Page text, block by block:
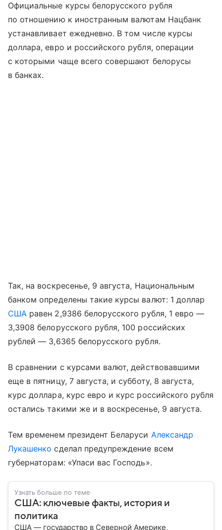
Официальные курсы белорусского рубля
по отношению к иностранным валютам Нацбанк
устанавливает ежедневно. В том числе курсы
доллара, евро и российского рубля, операции
с которыми чаще всего совершают белорусы
в банках.
Так, на воскресенье, 9 августа, Национальным
банком определены такие курсы валют: 1 доллар
США равен 2,9386 белорусского рубля, 1 евро —
3,3908 белорусского рубля, 100 российских
рублей — 3,6365 белорусского рубля.
В сравнении с курсами валют, действовавшими
еще в пятницу, 7 августа, и субботу, 8 августа,
курс доллара, курс евро и курс российского рубля
остались такими же и в воскресенье, 9 августа.
Тем временем президент Беларуси Александр
Лукашенко сделал предупреждение всем
губернаторам: «Упаси вас Господь».
Узнать больше по теме
США: ключевые факты, история и
политика
США — государство в Северной Америке,